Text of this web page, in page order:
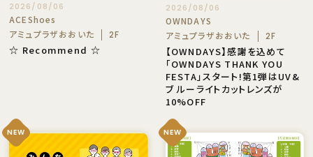
2026/08/06
ACEShoes
アミュプラザおおいた
2F
☆ Recommend ☆
2026/08/06
OWNDAYS
アミュプラザおおいた
2F
【OWNDAYS】感謝を込めて
「OWNDAYS THANK YOU
FESTA」スタート!第1弾はUV&
ブ ルーライトカットレンズが
10%OFF
NEW NEW